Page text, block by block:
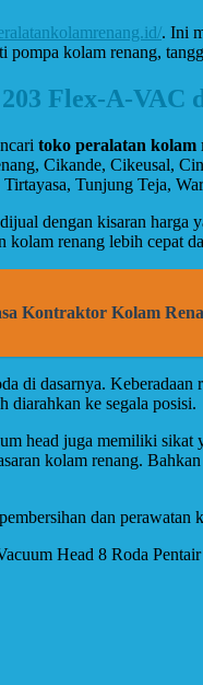
. Ini
pompa kolam renang,
Flex-A-VAC
toko peralatan kolam
Cikande, Cikeusal,
Tirtayasa, Tunjung Teja,
dengan kisaran harga
renang lebih cepat
Kontraktor Kolam
di dasarnya.
diarahkan ke segala posisi.
head juga memiliki
kolam renang.
dan
Head 8 Roda